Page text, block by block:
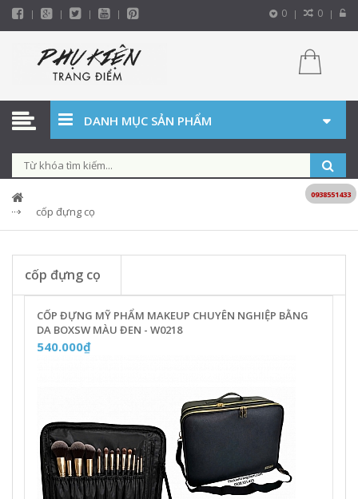
0 0
DANH MỤC SẢN PHẨM
cốp đựng cọ
cốp đựng cọ
CỐP ĐỰNG MỸ PHẨM MAKEUP CHUYÊN NGHIỆP BẰNG
DA BOXSW MÀU ĐEN - W0218
540.000₫
0938551433